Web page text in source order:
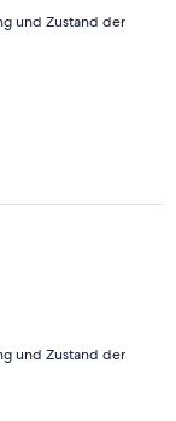
und Zustand der
und Zustand der